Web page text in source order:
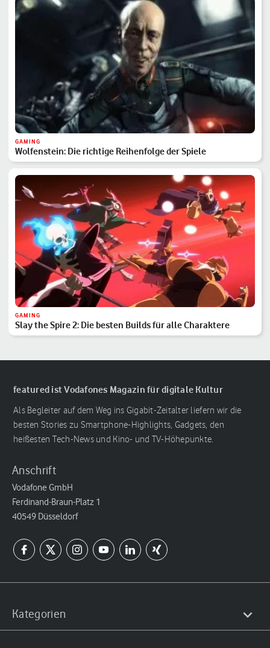
GAMING
Wolfenstein: Die richtige Reihenfolge der Spiele
GAMING
Slay the Spire 2: Die besten Builds für alle Charaktere
featured ist Vodafones Magazin für digitale Kultur
Als Begleiter auf dem Weg ins Gigabit-Zeitalter liefern wir die
besten Stories zu Smartphone-Highlights, Gadgets, den
heißesten Tech-News und Kino- und TV-Höhepunkte.
Anschrift
Vodafone GmbH
Ferdinand-Braun-Platz 1
40549 Düsseldorf
Kategorien